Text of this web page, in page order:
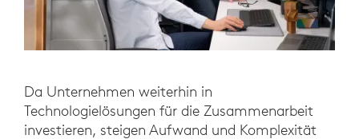
Da Unternehmen weiterhin in
Technologielösungen für die Zusammenarbeit
investieren, steigen Aufwand und Komplexität